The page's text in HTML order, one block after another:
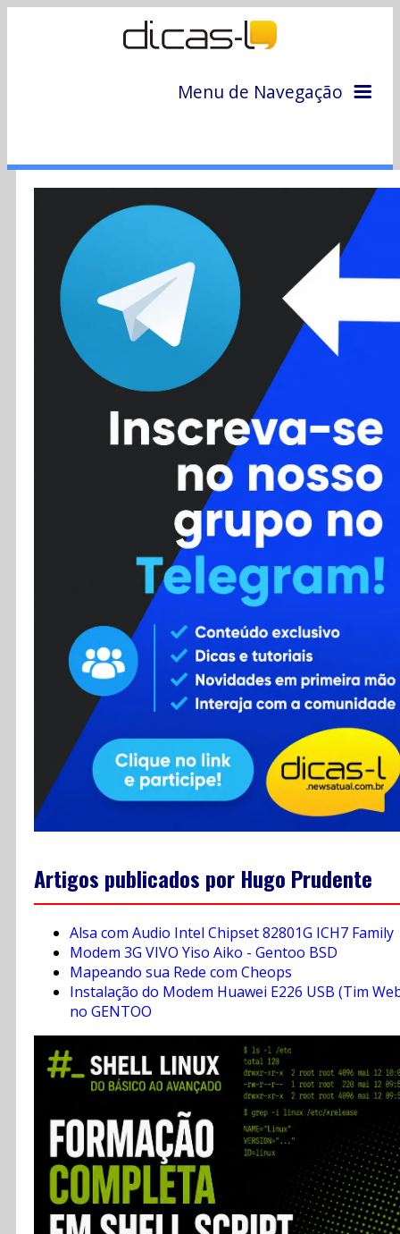
Menu de Navegação
Colunas
Colaboradores
Cursos
Enviar Dica
Contato
RSS
Artigos publicados por Hugo Prudente
Alsa com Audio Intel Chipset 82801G ICH7 Family
Modem 3G VIVO Yiso Aiko - Gentoo BSD
Mapeando sua Rede com Cheops
Instalação do Modem Huawei E226 USB (Tim
no GENTOO